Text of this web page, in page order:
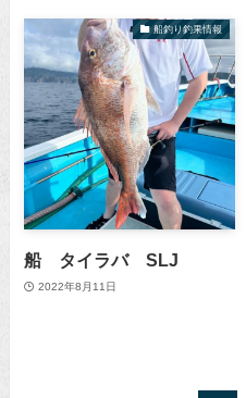
船釣り釣果情報
船 タイラバ SLJ
2022年8月11日